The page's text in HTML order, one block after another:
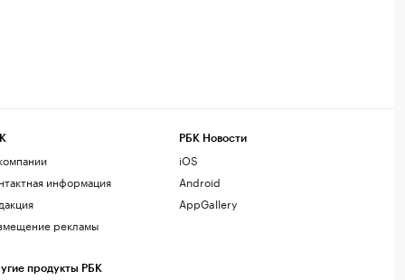
информация
рекламы
продукты РБК
РБК Новости
iOS
Android
AppGallery